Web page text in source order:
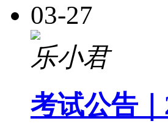
03-27
乐小君
考试公告